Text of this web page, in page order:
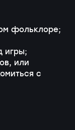
фольклоре;
игры;
или
с